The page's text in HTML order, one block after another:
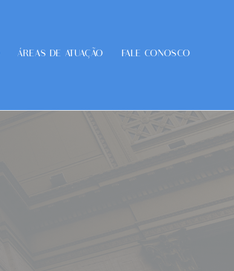
ÁREAS DE ATUAÇÃO FALE CONOSCO